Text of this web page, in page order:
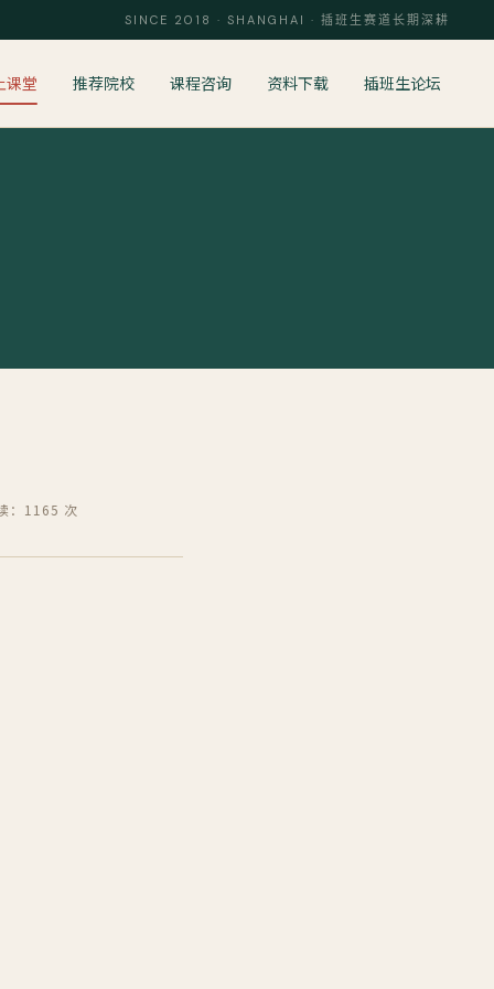
SINCE 2018 · SHANGHAI · 插班生赛道长期深耕
课堂 推荐院校 课程咨询 资料下载 插班生论坛
：1165 次